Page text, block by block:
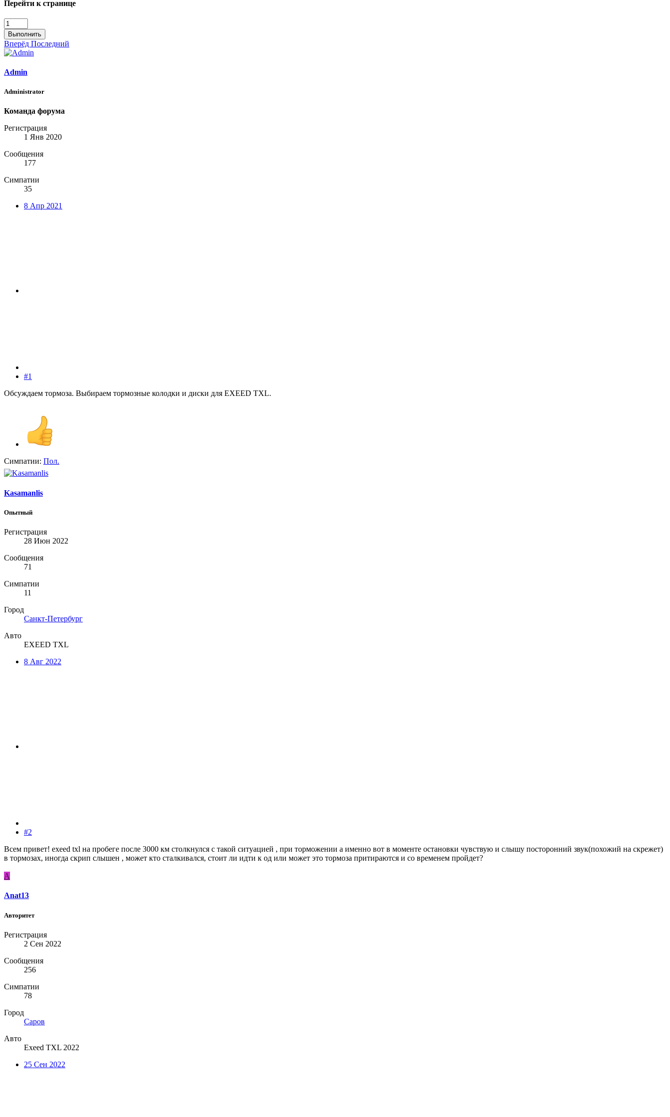
Перейти к странице
Выполнить
Вперёд Последний
Admin
Administrator
Команда форума
Регистрация
1 Янв 2020
Сообщения
177
Симпатии
35
8 Апр 2021
#1
Обсуждаем тормоза. Выбираем тормозные колодки и диски для EXEED TXL.
Симпатии: Пол.
Kasamanlis
Опытный
Регистрация
28 Июн 2022
Сообщения
71
Симпатии
11
Город
Санкт-Петербург
Авто
EXEED TXL
8 Авг 2022
#2
Всем привет! exeed txl на пробеге после 3000 км столкнулся с такой ситуацией , при торможении а именно вот в моменте остановки чувствую и слышу посторонний звук(похожий на скрежет)
в тормозах, иногда скрип слышен , может кто сталкивался, стоит ли идти к од или может это тормоза притираются и со временем пройдет?
A
Anat13
Авторитет
Регистрация
2 Сен 2022
Сообщения
256
Симпатии
78
Город
Саров
Авто
Exeed TXL 2022
25 Сен 2022